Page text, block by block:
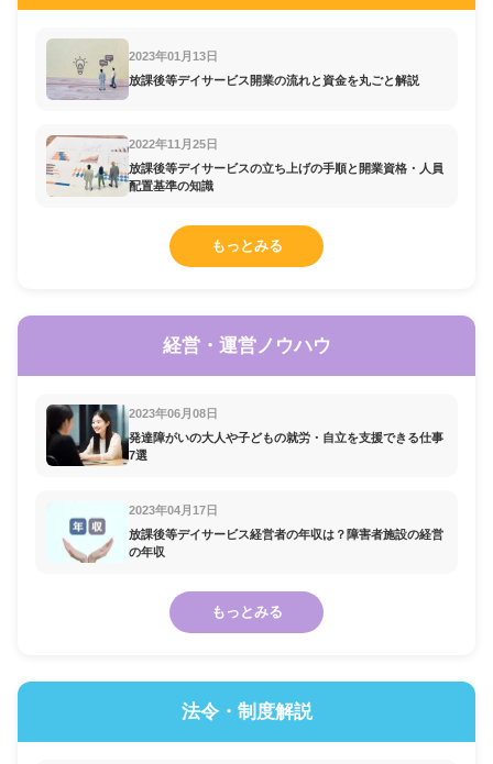
2023年01月13日
放課後等デイサービス開業の流れと資金を丸ごと解説
2022年11月25日
放課後等デイサービスの立ち上げの手順と開業資格・人員
配置基準の知識
もっとみる
経営・運営ノウハウ
2023年06月08日
発達障がいの大人や子どもの就労・自立を支援できる仕事
7選
2023年04月17日
放課後等デイサービス経営者の年収は？障害者施設の経営
の年収
もっとみる
法令・制度解説